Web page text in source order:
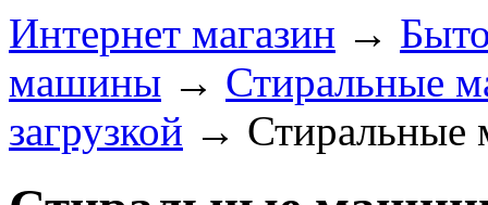
Интернет магазин →
машины → Стиральные
загрузкой →